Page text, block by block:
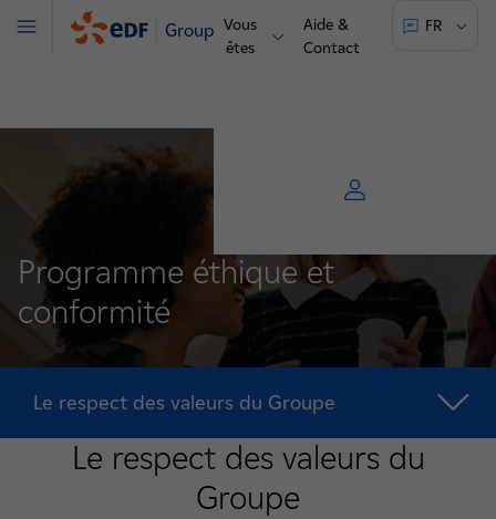
Groupe Vous
êtes
Aide &
Contact
FR
Menu
Programme éthique et
conformité
Le respect des valeurs du Groupe
Le respect des valeurs du
Groupe